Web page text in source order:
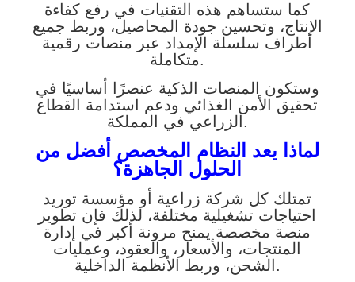
كما ستساهم هذه التقنيات في رفع كفاءة
الإنتاج، وتحسين جودة المحاصيل، وربط جميع
أطراف سلسلة الإمداد عبر منصات رقمية
متكاملة.
وستكون المنصات الذكية عنصرًا أساسيًا في
تحقيق الأمن الغذائي ودعم استدامة القطاع
الزراعي في المملكة.
لماذا يعد النظام المخصص أفضل من
الحلول الجاهزة؟
تمتلك كل شركة زراعية أو مؤسسة توريد
احتياجات تشغيلية مختلفة، لذلك فإن تطوير
منصة مخصصة يمنح مرونة أكبر في إدارة
المنتجات، والأسعار، والعقود، وعمليات
الشحن، وربط الأنظمة الداخلية.